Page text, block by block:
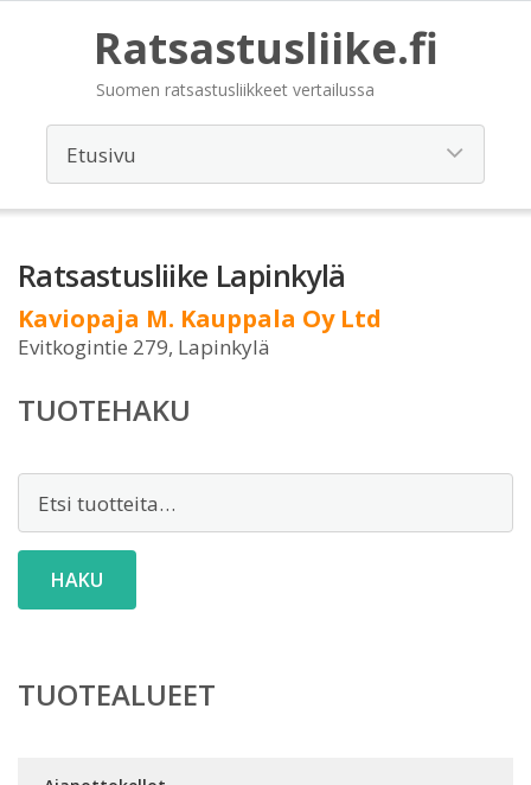
Ratsastusliike.fi
Suomen ratsastusliikkeet vertailussa
Ratsastusliike Lapinkylä
Kaviopaja M. Kauppala Oy Ltd
Evitkogintie 279, Lapinkylä
TUOTEHAKU
HAKU
TUOTEALUEET